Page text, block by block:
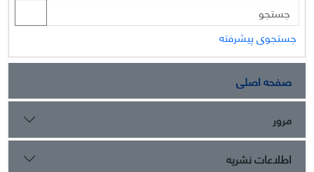
جستجوی پیشرفته
صفحه اصلی
مرور
اطلاعات نشریه